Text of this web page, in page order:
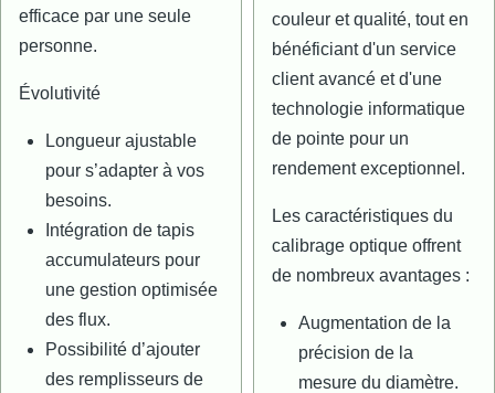
efficace par une seule
personne.
Évolutivité
Longueur ajustable
pour s’adapter à vos
besoins.
Intégration de tapis
accumulateurs pour
une gestion optimisée
des flux.
Possibilité d’ajouter
des remplisseurs de
couleur et qualité, tout en
bénéficiant d'un service
client avancé et d'une
technologie informatique
de pointe pour un
rendement exceptionnel.
Les caractéristiques du
calibrage optique offrent
de nombreux avantages :
Augmentation de la
précision de la
mesure du diamètre.